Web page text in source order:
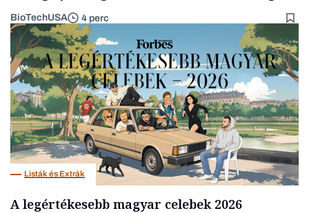
BioTechUSA 4 perc
Listák és Extrák
A legértékesebb magyar celebek 2026